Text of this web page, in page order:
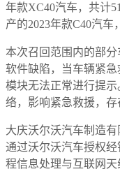
年款XC40汽车，共计
产的2023年款C40汽车
本次召回范围内的部
软件缺陷，当车辆紧
模块无法正常进行提
络，影响紧急救援，存
大庆沃尔沃汽车制造
通过沃尔沃汽车授权
程信息处理与互联网天